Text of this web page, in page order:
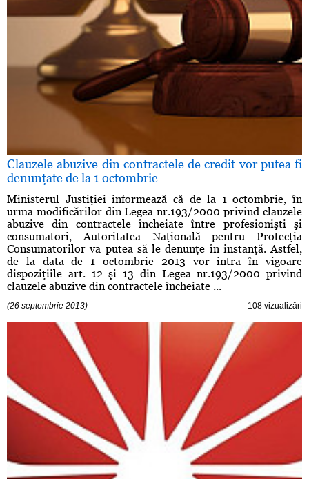
Clauzele abuzive din contractele de credit vor putea fi
denunţate de la 1 octombrie
Ministerul Justiţiei informează că de la 1 octombrie, în
urma modificărilor din Legea nr.193/2000 privind clauzele
abuzive din contractele încheiate între profesionişti şi
consumatori, Autoritatea Naţională pentru Protecţia
Consumatorilor va putea să le denunţe în instanţă. Astfel,
de la data de 1 octombrie 2013 vor intra în vigoare
dispoziţiile art. 12 şi 13 din Legea nr.193/2000 privind
clauzele abuzive din contractele încheiate ...
(26 septembrie 2013) 108 vizualizări